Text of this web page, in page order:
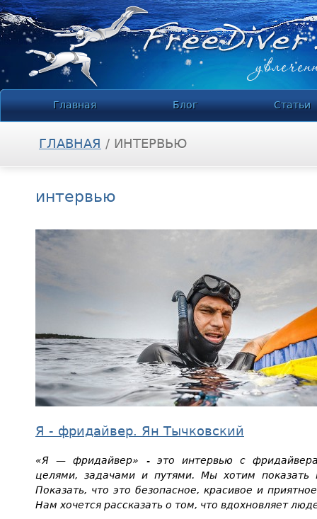
Jump to navigation
ВЫ ЗДЕСЬ
ГЛАВНАЯ / ИНТЕРВЬЮ
интервью
Я - фридайвер. Ян Тычковский
«Я — фридайвер» - это интервью с
целями, задачами и путями. Мы хотим показать
Показать, что это безопасное, красивое и
Нам хочется рассказать о том, что вдохновляет
Главная Блог Статьи